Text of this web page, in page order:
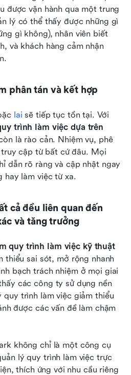
được vận hành qua một trung
lý có thể thấy được những gì
gì không), nhân viên biết
và khách hàng cảm nhận
phân tán và kết hợp
lai sẽ tiếp tục tồn tại. Với
trình làm việc dựa trên
là rào cản. Nhiệm vụ, phê
cập từ bất cứ đâu. Mọi
dẫn rõ ràng và cập nhật ngay
hay làm việc từ xa.
cả đều liên quan đến
và tăng trưởng
quy trình làm việc kỹ thuật
thiểu sai sót, mở rộng nhanh
bạch trách nhiệm ở mọi giai
các công ty sử dụng nền
quy trình làm việc giảm thiểu
được các vấn đề làm chậm
không chỉ là một công cụ
lý quy trình làm việc trực
thích ứng với nhu cầu riêng